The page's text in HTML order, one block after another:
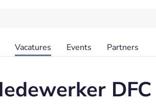
Vacatures Events Partners